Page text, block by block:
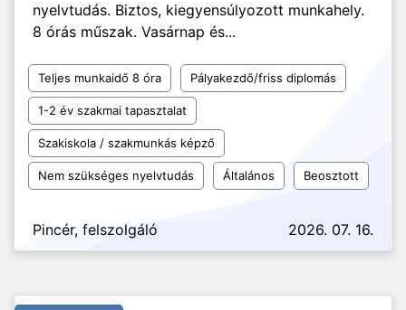
nyelvtudás. Biztos, kiegyensúlyozott munkahely.
8 órás műszak. Vasárnap és...
Teljes munkaidő 8 óra Pályakezdő/friss diplomás
1-2 év szakmai tapasztalat
Szakiskola / szakmunkás képző
Nem szükséges nyelvtudás Általános Beosztott
Pincér, felszolgáló 2026. 07. 16.